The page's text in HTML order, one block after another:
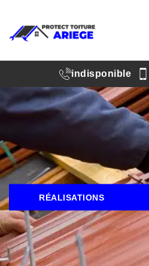
indisponible
RÉALISATIONS